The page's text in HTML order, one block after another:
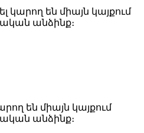
կարող են միայն կայքում
անձինք։
են միայն կայքում
անձինք։